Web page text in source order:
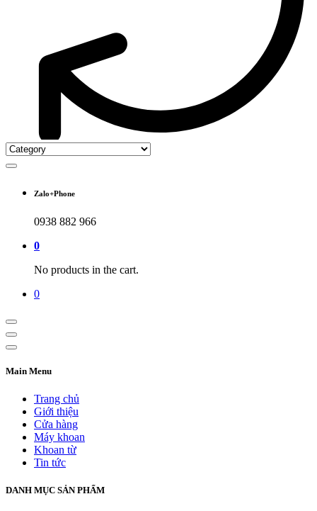
Zalo+Phone
0938 882 966
0
No products in the cart.
0
Main Menu
Trang chủ
Giới thiệu
Cửa hàng
Máy khoan
Khoan từ
Tin tức
DANH MỤC SẢN PHẨM